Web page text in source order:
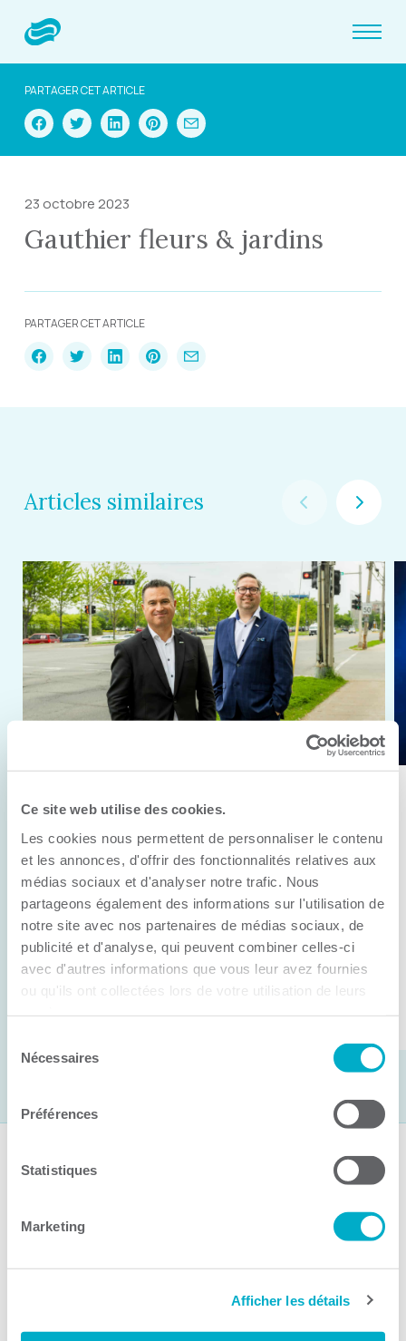
Ce site web utilise des cookies.
Les cookies nous permettent de personnaliser le contenu
et les annonces, d'offrir des fonctionnalités relatives aux
médias sociaux et d'analyser notre trafic. Nous
partageons également des informations sur l'utilisation de
notre site avec nos partenaires de médias sociaux, de
publicité et d'analyse, qui peuvent combiner celles-ci
avec d'autres informations que vous leur avez fournies
ou qu'ils ont collectées lors de votre utilisation de leurs
Nécessaires
Préférences
Statistiques
Marketing
Afficher les détails
PARTAGER CET ARTICLE
23 octobre 2023
Gauthier fleurs & jardins
PARTAGER CET ARTICLE
Articles similaires
Anick Métivier devient le nouveau
président de la CCI3R
C’est lors de son assemblée générale annuelle
tenue hier que la Chambre de commerce et
d’industries de ...
Suivez-nous